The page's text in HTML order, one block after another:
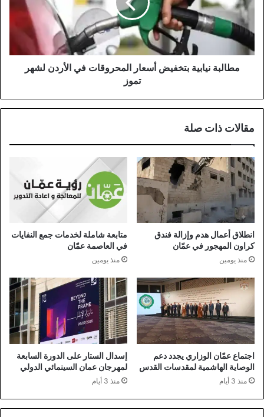
التحليل
من
1xBet
المحروقات
في
الأردن
لشهر
تموز
مطالبة نيابية بتخفيض أسعار المحروقات في الأردن لشهر
تموز
مقالات ذات صلة
انطلاق أعمال هدم وإزالة فندق
كراون المهجور في عمّان
منذ يومين
متابعة شاملة لخدمات جمع النفايات
في العاصمة عمّان
منذ يومين
اجتماع عمّان الوزاري يجدد دعم
الوصاية الهاشمية لمقدسات القدس
منذ 3 أيام
إسدال الستار على الدورة السابعة
لمهرجان عمان السينمائي الدولي
منذ 3 أيام